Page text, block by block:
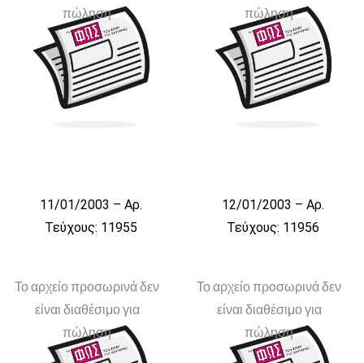
πώληση
11/01/2003 – Αρ.
Τεύχους: 11955
πώληση
12/01/2003 – Αρ.
Τεύχους: 11956
Το αρχείο προσωρινά δεν
είναι διαθέσιμο για
πώληση
Το αρχείο προσωρινά δεν
είναι διαθέσιμο για
πώληση